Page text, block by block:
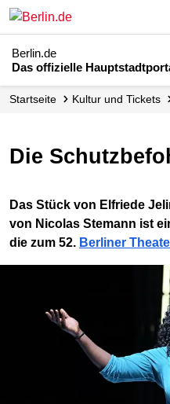
Berlin.de
Das offizielle
Startseite Kultur und Tickets
Die
Das Stück von Elfriede
von Nicolas Stemann ist
die zum 52. Berliner